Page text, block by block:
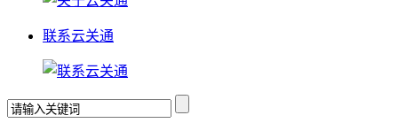
联系云关通